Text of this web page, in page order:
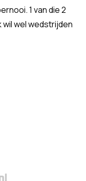
1 van die 2
wil wel wedstrijden